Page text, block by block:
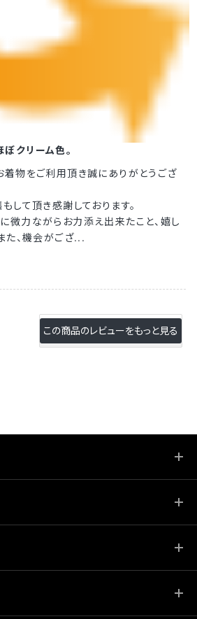
ぼクリーム色。
着物をご利用頂き誠にありがとうござ
して頂き感謝しております。
微力ながらお力添え出来たこと、嬉し
た、機会がござ...